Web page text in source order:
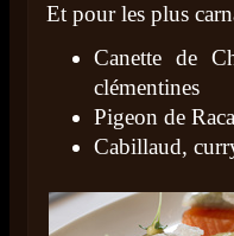
Et pour les plus
Canette de
clémentines
Pigeon de
Cabillaud,